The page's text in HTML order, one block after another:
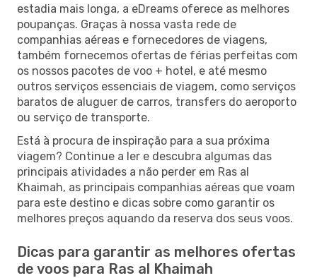
estadia mais longa, a eDreams oferece as melhores
poupanças. Graças à nossa vasta rede de
companhias aéreas e fornecedores de viagens,
também fornecemos ofertas de férias perfeitas com
os nossos pacotes de voo + hotel, e até mesmo
outros serviços essenciais de viagem, como serviços
baratos de aluguer de carros, transfers do aeroporto
ou serviço de transporte.
Está à procura de inspiração para a sua próxima
viagem? Continue a ler e descubra algumas das
principais atividades a não perder em Ras al
Khaimah, as principais companhias aéreas que voam
para este destino e dicas sobre como garantir os
melhores preços aquando da reserva dos seus voos.
Dicas para garantir as melhores ofertas
de voos para Ras al Khaimah